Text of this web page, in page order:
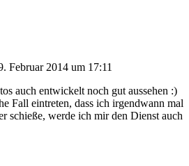
Februar 2014 um 17:11
auch entwickelt noch gut aussehen :)
Fall eintreten, dass ich irgendwann mal
schieße, werde ich mir den Dienst auch